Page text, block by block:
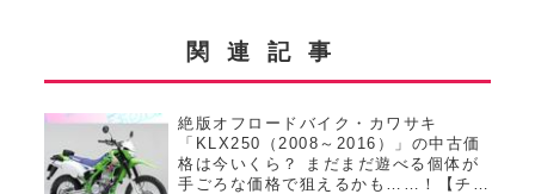
関連記事
絶版オフロードバイク・カワサキ
「KLX250（2008～2016）」の中古価
格は今いくら？ まだまだ遊べる個体が
手ごろな価格で狙えるかも……！【チョ